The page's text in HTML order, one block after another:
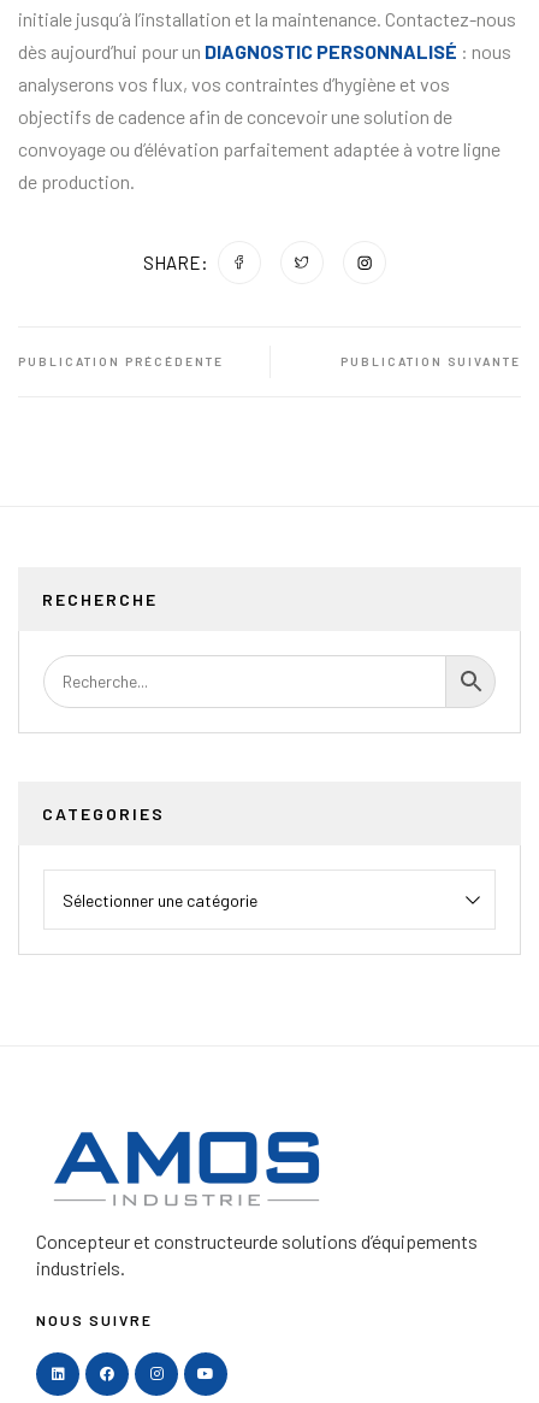
RECHERCHE
CATEGORIES
initiale jusqu’à l’installation et la maintenance. Contactez-nous
dès aujourd’hui pour un DIAGNOSTIC PERSONNALISÉ : nous
analyserons vos flux, vos contraintes d’hygiène et vos
objectifs de cadence afin de concevoir une solution de
convoyage ou d’élévation parfaitement adaptée à votre ligne
de production.
SHARE:
PUBLICATION PRÉCÉDENTE PUBLICATION SUIVANTE
Concepteur et constructeurde solutions d’équipements
industriels.
NOUS SUIVRE